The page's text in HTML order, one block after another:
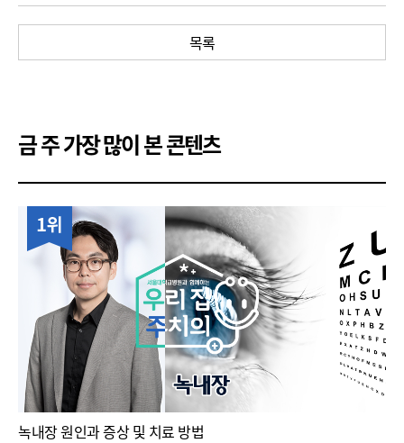
목록
금 주 가장 많이 본 콘텐츠
1위
녹내장 원인과 증상 및 치료 방법